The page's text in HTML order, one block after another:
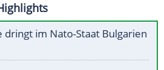
dringt im Nato-Staat Bulgarien